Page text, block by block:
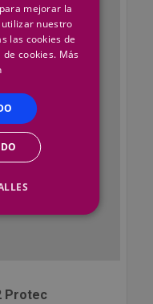
Protec
mejorar la
nuestro
las cookies de
cookies. Más